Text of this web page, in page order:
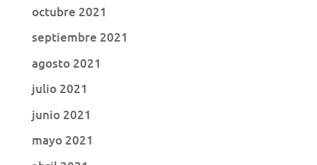
octubre 2021
septiembre 2021
agosto 2021
julio 2021
junio 2021
mayo 2021